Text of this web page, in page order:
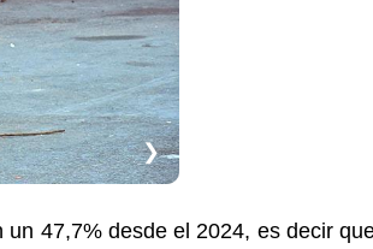
❯
47,7% desde el 2024, es decir